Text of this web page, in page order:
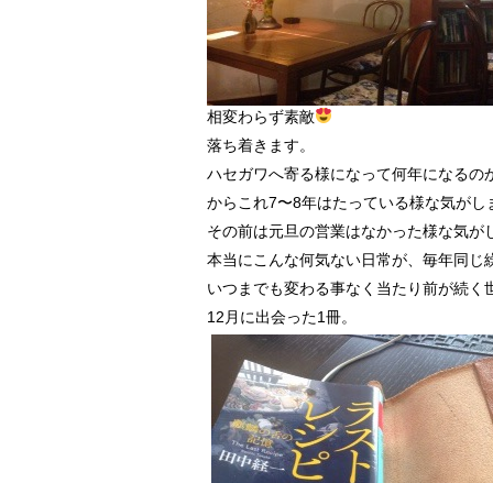
相変わらず素敵
落ち着きます。
ハセガワへ寄る様になって何年になるの
からこれ7〜8年はたっている様な気がし
その前は元旦の営業はなかった様な気が
本当にこんな何気ない日常が、毎年同
いつまでも変わる事なく当たり前が続
12月に出会った1冊。